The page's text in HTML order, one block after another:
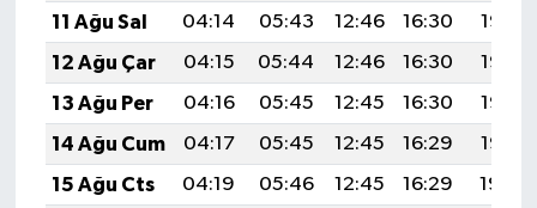
11 Ağu Sal
04:14 05:43 12:46 16:30
19:38
12 Ağu Çar
04:15 05:44 12:46 16:30
19:37
13 Ağu Per
04:16 05:45 12:45 16:30
19:36
14 Ağu Cum
04:17 05:45 12:45 16:29
19:35
15 Ağu Cts
04:19 05:46 12:45 16:29
19:34